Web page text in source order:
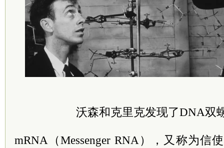
沃森和克里克发现了DNA双
mRNA（Messenger RNA），又称为信